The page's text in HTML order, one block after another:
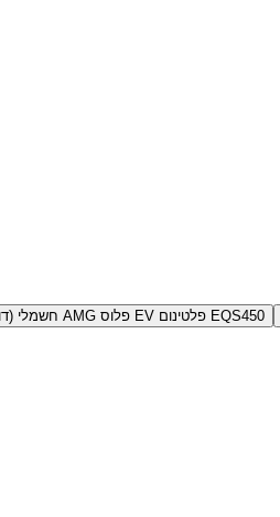
EQS450 פלטינום EV פלוס AMG חשמלי (דור 1)